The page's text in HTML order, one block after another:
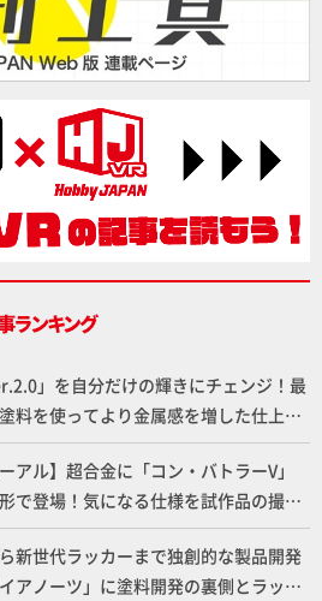
」を自分だけの輝きにチェンジ！最
料を使ってより金属感を増した仕上が
み】
アル】超合金に「コン・バトラーV」
で登場！気になる仕様を試作品の撮り
!!さらに「大鉄人17」＆「ワンエイ
もお届け！【超合金の魂】
新世代ラッカーまで独創的な製品開発
アノーツ」に塗料開発の裏側とラッカ